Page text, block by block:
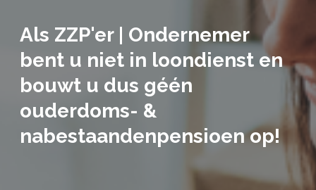
Als ZZP'er | Ondernemer
bent u niet in loondienst en
bouwt u dus géén
ouderdoms- &
nabestaandenpensioen op!